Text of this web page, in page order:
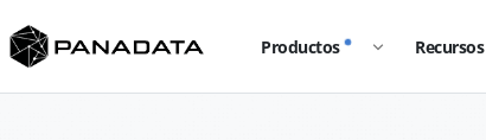
Productos Recursos